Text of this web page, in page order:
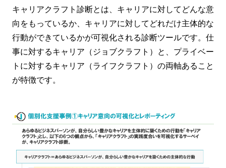
キャリアクラフト診断とは、キャリアに対してどんな意
向をもっているか、キャリアに対してどれだけ主体的な
行動ができているかが可視化される診断ツールです。仕
事に対するキャリア（ジョブクラフト）と、プライベー
トに対するキャリア（ライフクラフト）の両軸あること
が特徴です。